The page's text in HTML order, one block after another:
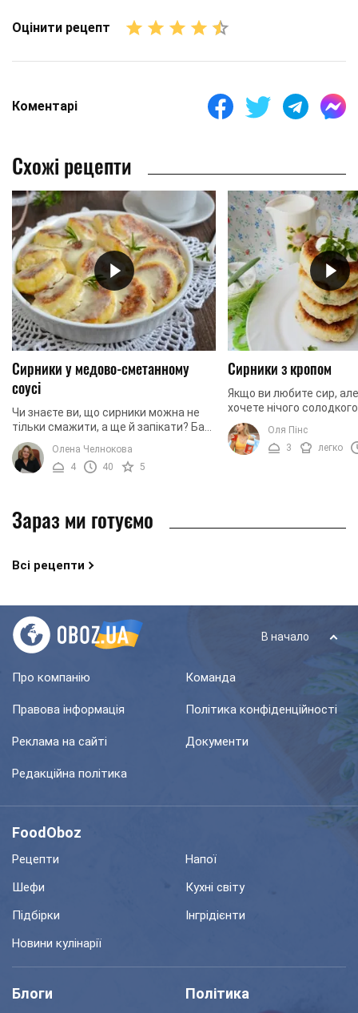
Оцінити рецепт
Коментарі
Схожі рецепти
Сирники у медово-сметанному
соусі
Чи знаєте ви, що сирники можна не
тільки смажити, а ще й запікати? Ба
більше, сирники можна запікати в
різних солодких соусах. Ми
пропонуємо вам ...
Олена Челнокова
4
40 5
Сирники з кропом
Якщо ви любите сир,
хочете нічого
звернути увагу на цей
пропонуємо вам
незвичайні ...
Оля Пінс
3
легко
Зараз ми готуємо
Всі рецепти
В начало
Про компанію Команда
Правова інформація Політика конфіденційності
Реклама на сайті Документи
Редакційна політика
FoodOboz
Рецепти
Напої
Шефи
Кухні світу
Підбірки
Інгрідієнти
Новини кулінарії
Блоги Політика